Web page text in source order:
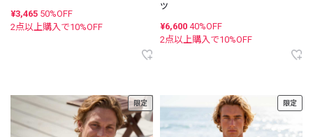
¥3,465 50%OFF
2点以上購入で10%OFF
ツ
¥6,600 40%OFF
2点以上購入で10%OFF
限定 限定